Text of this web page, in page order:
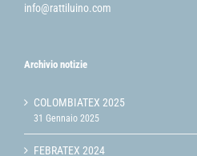
info@rattiluino.com
Archivio notizie
COLOMBIATEX 2025
31 Gennaio 2025
FEBRATEX 2024